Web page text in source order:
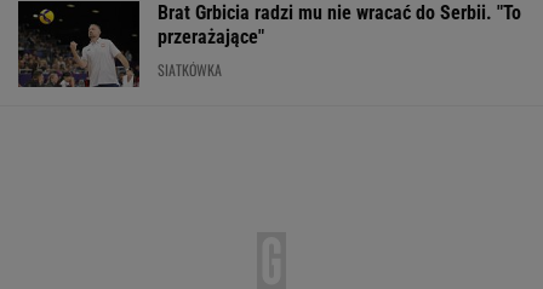
Brat Grbicia radzi mu nie wracać do Serbii. "To
przerażające"
SIATKÓWKA